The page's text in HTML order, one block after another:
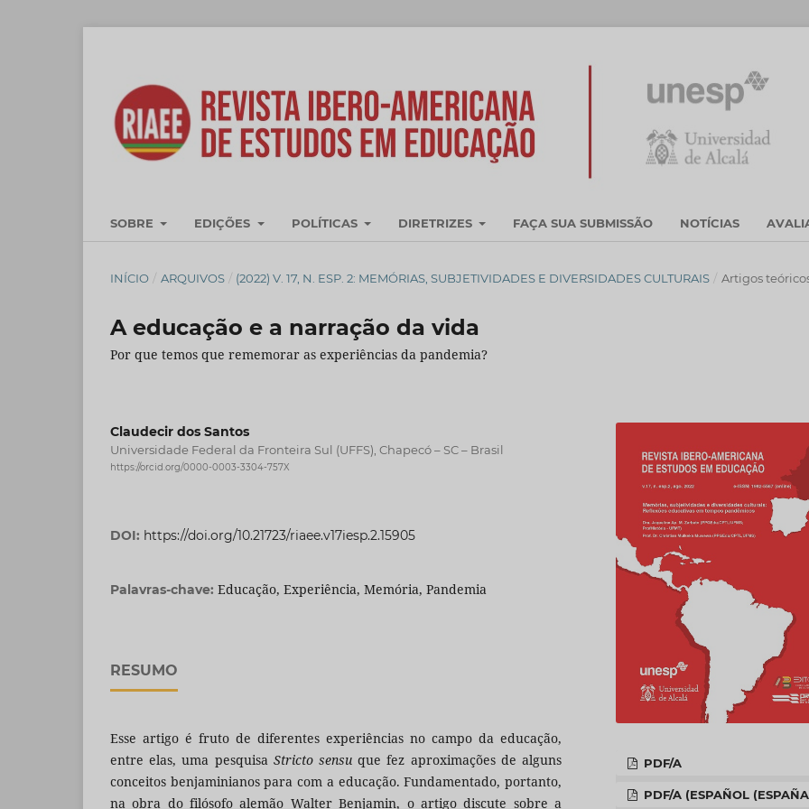
SOBRE EDIÇÕES POLÍTICAS DIRETRIZES FAÇA SUA SUBMISSÃO NOTÍCIAS
INÍCIO / ARQUIVOS / (2022) V. 17, N. ESP. 2: MEMÓRIAS, SUBJETIVIDADES E DIVERSIDADES CULTURAIS / Artigos
A educação e a narração da vida
Por que temos que rememorar as experiências da pandemia?
Claudecir dos Santos
Universidade Federal da Fronteira Sul (UFFS), Chapecó – SC – Brasil
https://orcid.org/0000-0003-3304-757X
DOI: https://doi.org/10.21723/riaee.v17iesp.2.15905
Palavras-chave: Educação, Experiência, Memória, Pandemia
RESUMO
Esse artigo é fruto de diferentes experiências no campo da educação,
entre elas, uma pesquisa Stricto sensu que fez aproximações de alguns
conceitos benjaminianos para com a educação. Fundamentado, portanto,
na obra do filósofo alemão Walter Benjamin, o artigo discute sobre a
PDF/A
PDF/A (ESPAÑOL